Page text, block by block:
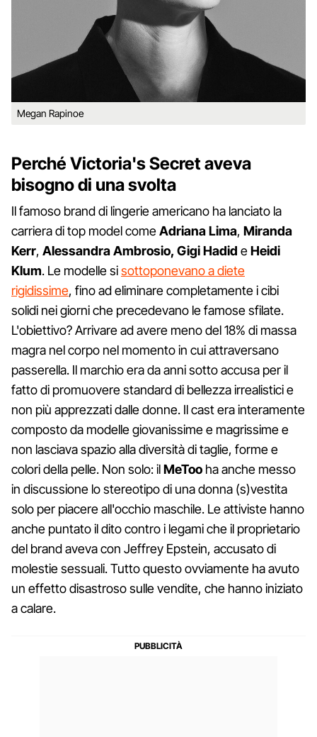
Megan Rapinoe
Perché Victoria's Secret aveva
bisogno di una svolta
Il famoso brand di lingerie americano ha lanciato la
carriera di top model comeAdriana Lima, Miranda
Kerr, Alessandra Ambrosio, Gigi Hadid eHeidi
Klum. Le modelle sisottoponevano a diete
rigidissime, fino ad eliminare completamente i cibi
solidi nei giorni che precedevano le famose sfilate.
L'obiettivo? Arrivare ad avere meno del 18% di massa
magra nel corpo nel momento in cui attraversano
passerella. Il marchio era da anni sotto accusa per il
fatto di promuovere standard di bellezza irrealistici e
non più apprezzati dalle donne. Il cast era interamente
composto da modelle giovanissime e magrissime e
non lasciava spazio alla diversità di taglie, forme e
colori della pelle. Non solo: ilMeToo ha anche messo
in discussione lo stereotipo di una donna (s)vestita
solo per piacere all'occhio maschile. Le attiviste hanno
anche puntato il dito contro i legami che il proprietario
del brand aveva con Jeffrey Epstein, accusato di
molestie sessuali. Tutto questo ovviamente ha avuto
un effetto disastroso sulle vendite, che hanno iniziato
a calare.